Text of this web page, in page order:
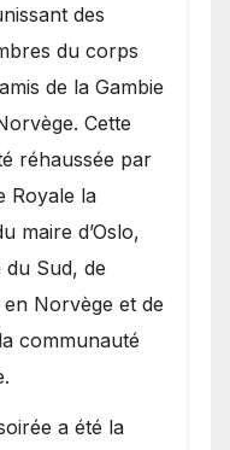
des
du corps
de la Gambie
Cette
réhaussée par
Royale la
maire d’Oslo,
du Sud, de
en Norvège et de
communauté
a été la